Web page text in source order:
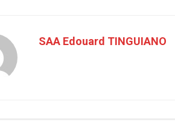
SAA Edouard TINGUIANO